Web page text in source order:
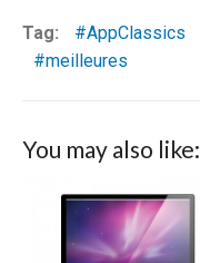
Tag: AppClassics
meilleures
You may also like: